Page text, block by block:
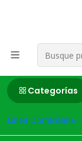
Categorías
Linea Domiciliaria